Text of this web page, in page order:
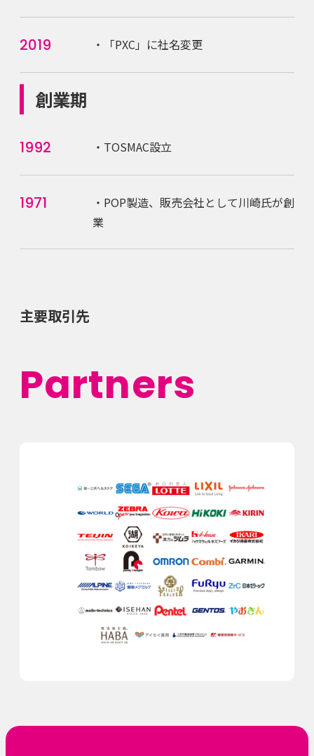
2019 ・「PXC」に社名変更
創業期
1992 ・TOSMAC設立
1971
・POP製造、販売会社として川崎氏が創
業
主要取引先
Partners